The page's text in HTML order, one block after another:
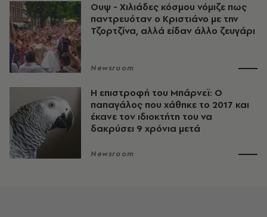
Ουψ - Χιλιάδες κόσμου νόμιζε πως
παντρευόταν ο Κριστιάνο με την
Τζορτζίνα, αλλά είδαν άλλο ζευγάρι
Newsroom
Η επιστροφή του Μπάρνεϊ: Ο
παπαγάλος που χάθηκε το 2017 και
έκανε τον ιδιοκτήτη του να
δακρύσει 9 χρόνια μετά
Newsroom